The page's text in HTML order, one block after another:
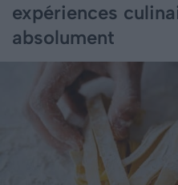
expériences
absolument